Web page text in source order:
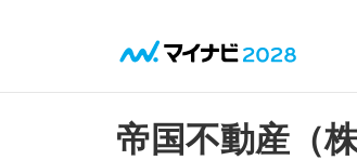
帝国不動産（